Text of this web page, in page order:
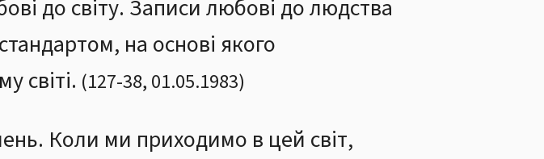
до світу. Записи любові до людства
на основі якого
світі. (127-38, 01.05.1983)
Коли ми приходимо в цей світ,